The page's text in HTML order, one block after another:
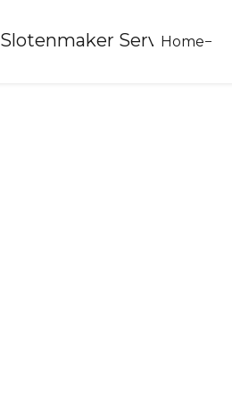
Slotenmaker Service 24
Home